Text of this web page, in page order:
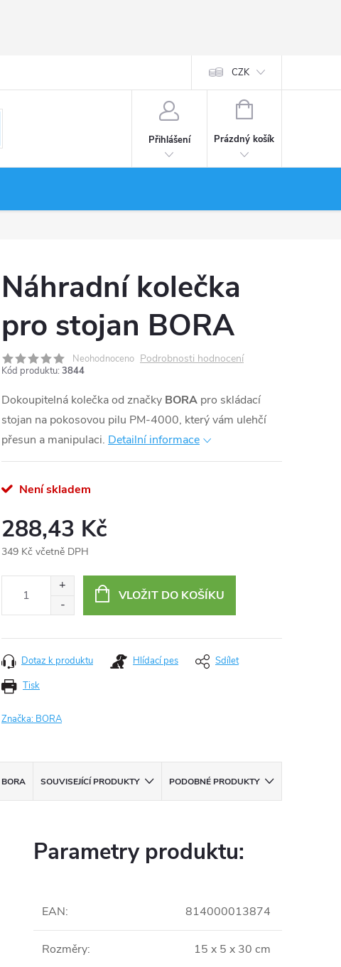
CZK
Přihlášení
NÁKUPNÍ
Prázdný košík
Náhradní kolečka
pro stojan BORA
Neohodnoceno Podrobnosti hodnocení
Kód produktu: 3844
Dokoupitelná kolečka od značky BORA pro skládací
stojan na pokosovou pilu PM-4000, který vám ulehčí
přesun a manipulaci. Detailní informace
Není skladem
288,43 Kč
349 Kč včetně DPH
VLOŽIT DO KOŠÍKU
Tisk
Dotaz k produktu Hlídací pes Sdílet
Značka: BORA
BORA SOUVISEJÍCÍ PRODUKTY PODOBNÉ PRODUKTY
Parametry produktu:
EAN: 814000013874
Rozměry: 15 x 5 x 30 cm